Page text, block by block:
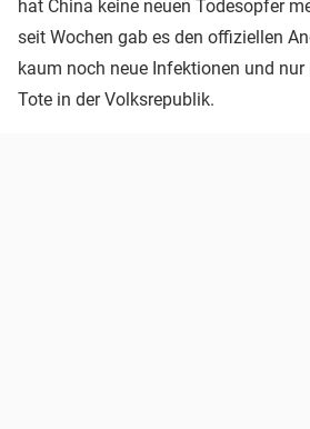
hat China keine neuen Todesopfer
seit Wochen gab es den offiziellen
kaum noch neue Infektionen und nur
Tote in der Volksrepublik.